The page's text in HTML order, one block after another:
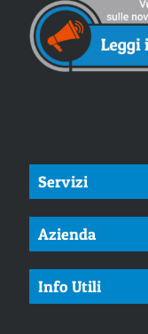
Servizi
Azienda
Info Utili